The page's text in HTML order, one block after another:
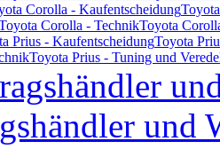
Corolla - Kaufentscheidung
Corolla - TechnikToyota
Prius - KaufentscheidungToyota
Toyota Prius - Tuning und
und